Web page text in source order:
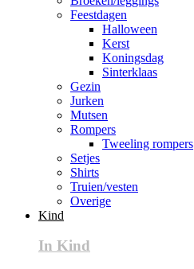
Feestdagen
Halloween
Kerst
Koningsdag
Sinterklaas
Gezin
Jurken
Mutsen
Rompers
Tweeling rompers
Setjes
Shirts
Truien/vesten
Overige
Kind
In Kind